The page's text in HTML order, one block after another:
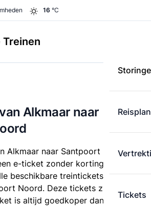
16 °C
Treinen
Tickets
Alkmaar naar
Alkmaar naar Santpoort Noord
e-ticket zonder korting.
beschikbare treintickets tussen
Noord. Deze tickets zijn online
is altijd goedkoper dan een